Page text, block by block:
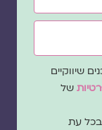
שיווקיים
של
עת